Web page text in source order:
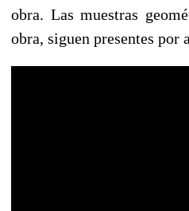
obra. Las muestras
obra, siguen presentes por